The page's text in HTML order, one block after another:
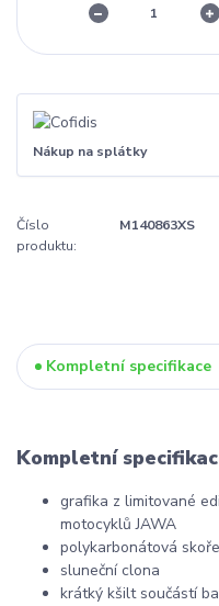
Nákup na splátky
Číslo
produktu:
M140863XS
Kompletní specifikace
Kompletní
grafika z limitované
motocyklů JAWA
polykarbonátová
sluneční clona
krátký kšilt součástí